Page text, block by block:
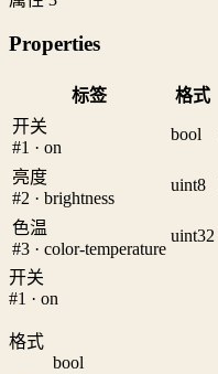
Properties
标签 格式
开关
#1 · on
bool
亮度
#2 · brightness
uint8
色温
#3 · color-temperature
uint32
开关
#1 · on
格式
bool